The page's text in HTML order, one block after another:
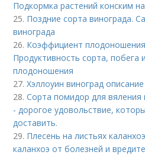
Подкормка растений конским
25. Поздние сорта винограда.
винограда
26. Коэффициент
Продуктивность сорта, побега
плодоношения
27.Хэллоуин виноград
28.Сорта помидор для
- дорогое удовольствие,
доставить.
29. Плесень на листьях
каланхоэ от болезней и